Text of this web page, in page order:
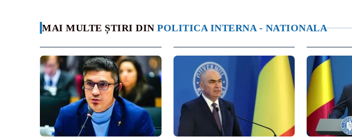
MAI MULTE ȘTIRI DIN POLITICA INTERNA - NATIONALA